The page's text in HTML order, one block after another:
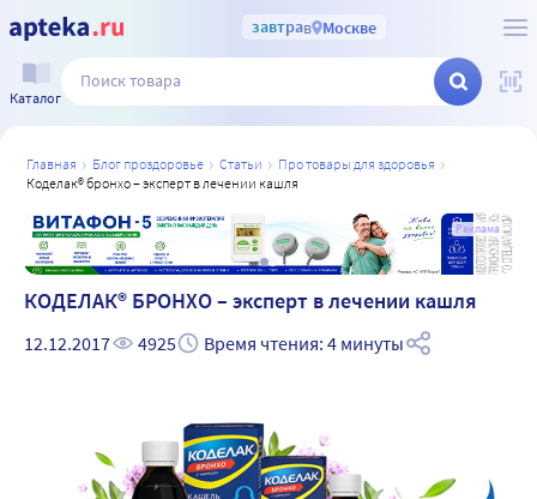
завтрав Москве
Каталог
главная блог проздоровье статьи
про товары для здоровья
коделак® бронхо – эксперт в лечении кашля
Реклама
КОДЕЛАК® БРОНХО – эксперт в лечении кашля
12.12.2017 4925 Время чтения: 4 минуты